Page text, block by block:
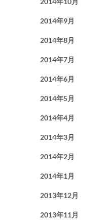
2014年9月
2014年8月
2014年7月
2014年6月
2014年5月
2014年4月
2014年3月
2014年2月
2014年1月
2013年12月
2013年11月